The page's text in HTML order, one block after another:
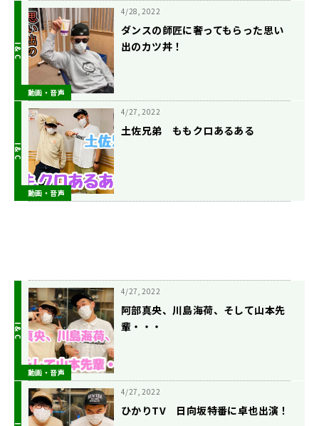
動画・音声
4/28, 2022
ダンスの師匠に奢ってもらった思い
出のカツ丼！
動画・音声
4/27, 2022
土佐兄弟 ももクロあるある
動画・音声
4/27, 2022
阿部真央、川島海荷、そして山本先
輩・・・
4/27, 2022
ひかりTV 日向坂特番に卓也出演！